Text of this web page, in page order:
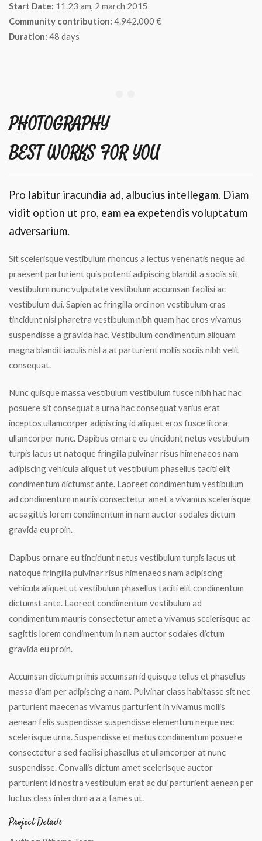
Start Date: 11.23 am, 2 march 2015
Community contribution: 4.942.000 €
Duration: 48 days
PHOTOGRAPHY
BEST WORKS FOR YOU
Pro labitur iracundia ad, albucius intellegam. Diam
vidit option ut pro, eam ea expetendis voluptatum
adversarium.
Sit scelerisque vestibulum rhoncus a lectus venenatis neque ad
praesent parturient quis potenti adipiscing blandit a sociis sit
vestibulum nunc vulputate vestibulum accumsan facilisi ac
vestibulum dui. Sapien ac fringilla orci non vestibulum cras
tincidunt nisi pharetra vestibulum nibh quam hac eros vivamus
suspendisse a gravida hac. Vestibulum condimentum aliquam
magna blandit iaculis nisl a at parturient mollis sociis nibh velit
consequat.
Nunc quisque massa vestibulum vestibulum fusce nibh hac hac
posuere sit consequat a urna hac consequat varius erat
inceptos ullamcorper adipiscing id aliquet eros fusce litora
ullamcorper nunc. Dapibus ornare eu tincidunt netus vestibulum
turpis lacus ut natoque fringilla pulvinar risus himenaeos nam
adipiscing vehicula aliquet ut vestibulum phasellus taciti elit
condimentum dictumst ante. Laoreet condimentum vestibulum
ad condimentum mauris consectetur amet a vivamus scelerisque
ac sagittis lorem condimentum in nam auctor sodales dictum
gravida eu proin.
Dapibus ornare eu tincidunt netus vestibulum turpis lacus ut
natoque fringilla pulvinar risus himenaeos nam adipiscing
vehicula aliquet ut vestibulum phasellus taciti elit condimentum
dictumst ante. Laoreet condimentum vestibulum ad
condimentum mauris consectetur amet a vivamus scelerisque ac
sagittis lorem condimentum in nam auctor sodales dictum
gravida eu proin.
Accumsan dictum primis accumsan id quisque tellus et phasellus
massa diam per adipiscing a nam. Pulvinar class habitasse sit nec
parturient maecenas vivamus parturient in vivamus mollis
aenean felis suspendisse suspendisse elementum neque nec
scelerisque urna. Suspendisse et metus condimentum posuere
consectetur a sed facilisi phasellus et ullamcorper at nunc
suspendisse. Convallis dictum amet scelerisque auctor
parturient id nostra vestibulum erat ac dui parturient aenean per
luctus class interdum a a a fames ut.
Project Details